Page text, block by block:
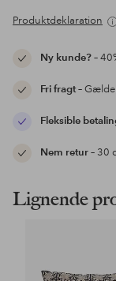
Produktdeklaration
Ny kunde?–
Fri fragt–
Fleksible
Nem retur– 30
Lignende